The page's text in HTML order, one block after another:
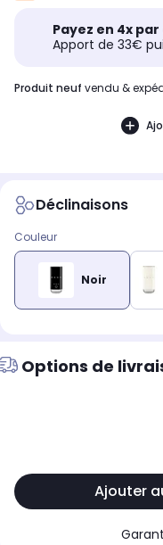
Payez en 4x
Apport de 33€
produit neuf vendu &
Déclinaisons
Couleur
Noir
Options de
Ajouter